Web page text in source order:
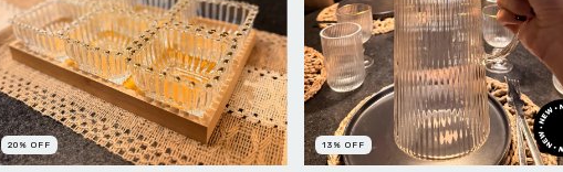
20 % OFF 13 % OFF